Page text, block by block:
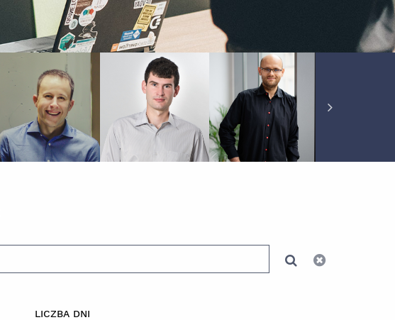
MICHAŁ
MAC
MIKE
WOJTYNA
PAWEŁ
SZYMCZYK
LICZBA DNI